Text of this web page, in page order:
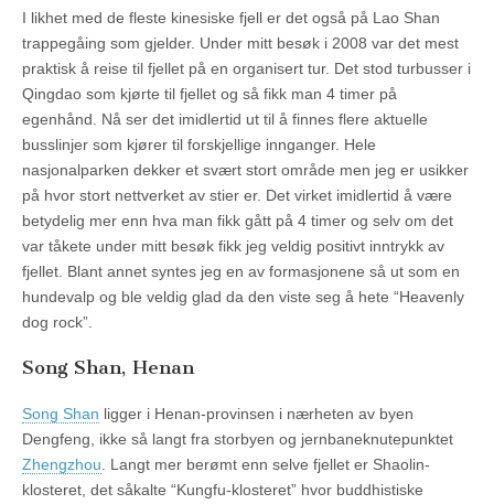
I likhet med de fleste kinesiske fjell er det også på Lao Shan
trappegåing som gjelder. Under mitt besøk i 2008 var det mest
praktisk å reise til fjellet på en organisert tur. Det stod turbusser i
Qingdao som kjørte til fjellet og så fikk man 4 timer på
egenhånd. Nå ser det imidlertid ut til å finnes flere aktuelle
busslinjer som kjører til forskjellige innganger. Hele
nasjonalparken dekker et svært stort område men jeg er usikker
på hvor stort nettverket av stier er. Det virket imidlertid å være
betydelig mer enn hva man fikk gått på 4 timer og selv om det
var tåkete under mitt besøk fikk jeg veldig positivt inntrykk av
fjellet. Blant annet syntes jeg en av formasjonene så ut som en
hundevalp og ble veldig glad da den viste seg å hete “Heavenly
dog rock”.
Song Shan, Henan
Song Shan ligger i Henan-provinsen i nærheten av byen
Dengfeng, ikke så langt fra storbyen og jernbaneknutepunktet
Zhengzhou . Langt mer berømt enn selve fjellet er Shaolin-
klosteret, det såkalte “Kungfu-klosteret” hvor buddhistiske